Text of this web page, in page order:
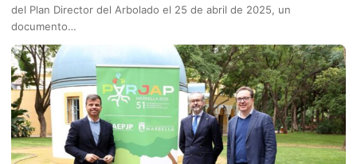
del Plan Director del Arbolado el 25 de abril de 2025, un
documento…